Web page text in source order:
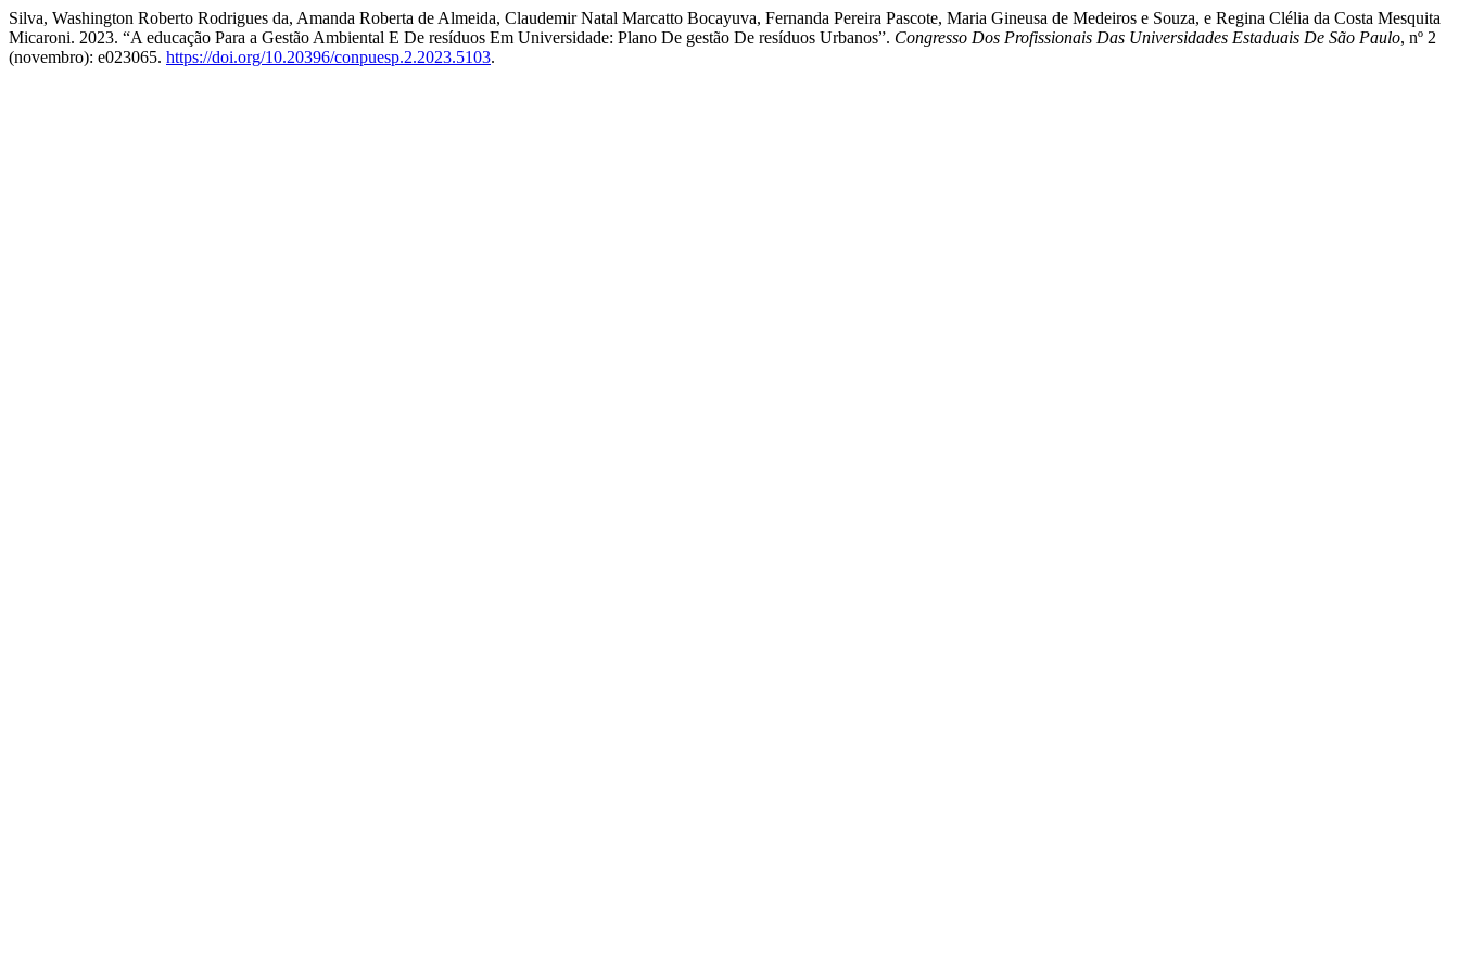
Silva, Washington Roberto Rodrigues da, Amanda Roberta de Almeida, Claudemir Natal Marcatto Bocayuva, Fernanda Pereira Pascote, Maria Gineusa de Medeiros e Souza, e Regina Clélia da Costa Mesquita
Micaroni. 2023. “A educação Para a Gestão Ambiental E De resíduos Em Universidade: Plano De gestão De resíduos Urbanos”. Congresso Dos Profissionais Das Universidades Estaduais De São Paulo, nº 2
(novembro): e023065. https://doi.org/10.20396/conpuesp.2.2023.5103.